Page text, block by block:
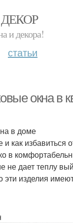
и декора!
статьи
окна в
в доме
как избавиться
в
не дает теплу
изделия